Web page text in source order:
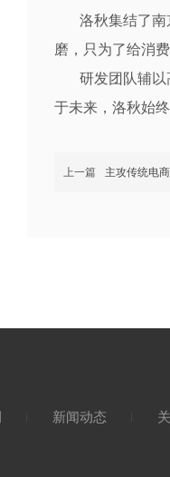
洛秋集结了南
磨，只为了给消
研发团队辅以
于未来，洛秋始
上一篇 主攻传统电
新闻动态